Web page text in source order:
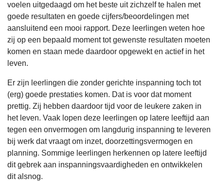
voelen uitgedaagd om het beste uit zichzelf te halen met
goede resultaten en goede cijfers/beoordelingen met
aansluitend een mooi rapport. Deze leerlingen weten hoe
zij op een bepaald moment tot gewenste resultaten moeten
komen en staan mede daardoor opgewekt en actief in het
leven.
Er zijn leerlingen die zonder gerichte inspanning toch tot
(erg) goede prestaties komen. Dat is voor dat moment
prettig. Zij hebben daardoor tijd voor de leukere zaken in
het leven. Vaak lopen deze leerlingen op latere leeftijd aan
tegen een onvermogen om langdurig inspanning te leveren
bij werk dat vraagt om inzet, doorzettingsvermogen en
planning. Sommige leerlingen herkennen op latere leeftijd
dit gebrek aan inspanningsvaardigheden en ontwikkelen
dit alsnog.